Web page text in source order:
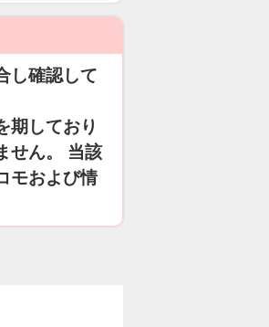
し確認して
期しており
せん。 当該
モおよび情